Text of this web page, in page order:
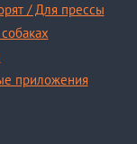
/ Для прессы
приложения